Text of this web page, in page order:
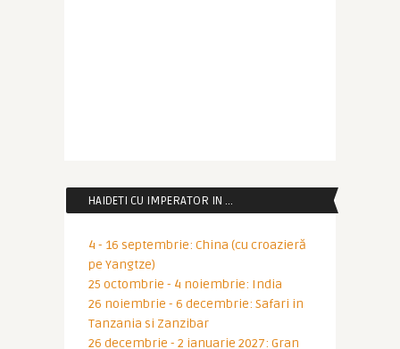
HAIDETI CU IMPERATOR IN …
4 - 16 septembrie: China (cu croazieră
pe Yangtze)
25 octombrie - 4 noiembrie: India
26 noiembrie - 6 decembrie: Safari in
Tanzania si Zanzibar
26 decembrie - 2 ianuarie 2027: Gran